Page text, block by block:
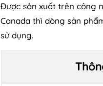
Được sản xuất trên công
Canada thì dòng sản
sử dụng.